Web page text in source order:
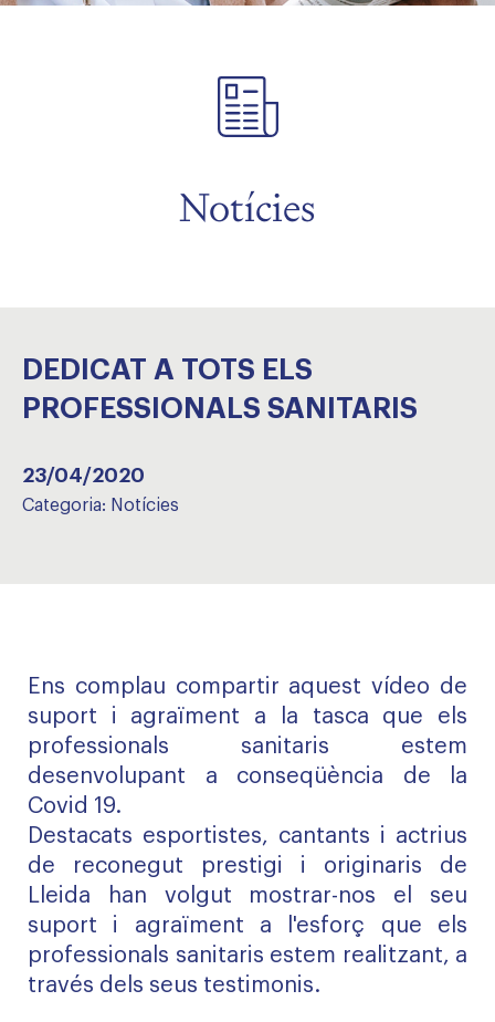
Notícies
DEDICAT A TOTS ELS
PROFESSIONALS SANITARIS
23/04/2020
Categoria: Notícies
Ens complau compartir aquest vídeo de
suport i agraïment a la tasca que els
professionals sanitaris estem
desenvolupant a conseqüència de la
Covid 19.
Destacats esportistes, cantants i actrius
de reconegut prestigi i originaris de
Lleida han volgut mostrar-nos el seu
suport i agraïment a l'esforç que els
professionals sanitaris estem realitzant, a
través dels seus testimonis.